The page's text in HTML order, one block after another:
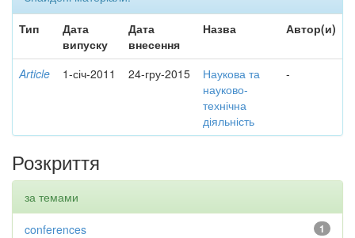
Тип
Дата
випуску
Дата
внесення
Назва Автор(и)
Article 1-січ-2011 24-гру-2015
Наукова та
науково-
технічна
діяльність
-
Розкриття
за темами
1
conferences